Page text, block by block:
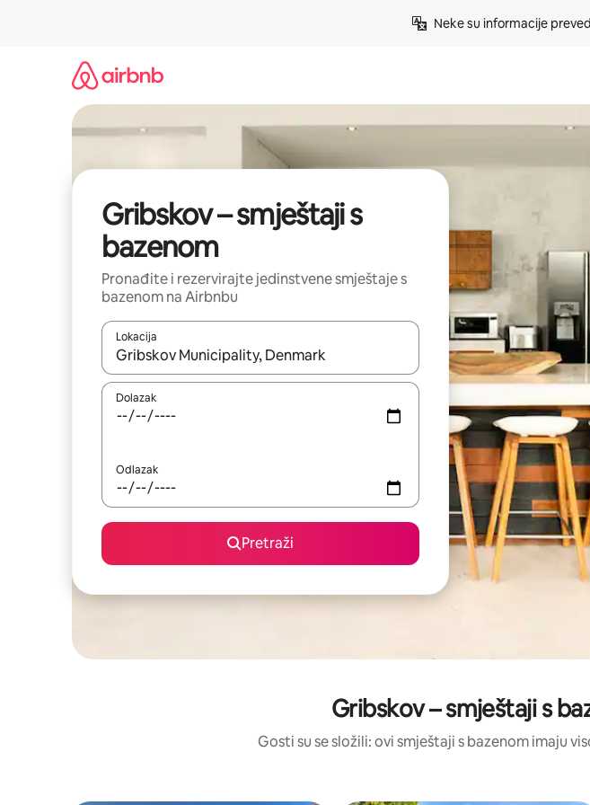
Neke su informacije
Gribskov – smještaji s
bazenom
Pronađite i rezervirajte jedinstvene smještaje s
bazenom na Airbnbu
Lokacija
Kada budu dostupni rezultati, moći ćete ih pregledati koristeći se strelicama
Dolazak
Odlazak
Pretraži
Gribskov – smještaji s
Gosti su se složili: ovi smještaji s bazenom imaju